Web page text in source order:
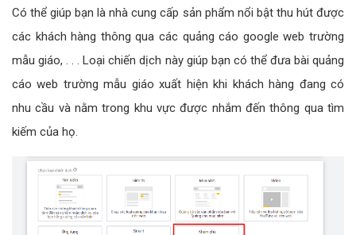
Có thể giúp bạn là nhà cung cấp sản phẩm nổi bật thu hút được
các khách hàng thông qua các quảng cáo google web trường
mẫu giáo, . . . Loại chiến dịch này giúp bạn có thể đưa bài quảng
cáo web trường mẫu giáo xuất hiện khi khách hàng đang có
nhu cầu và nằm trong khu vực được nhắm đến thông qua tìm
kiếm của họ.